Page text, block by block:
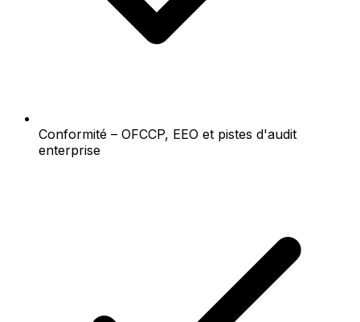
Conformité – OFCCP, EEO et pistes d'audit
enterprise